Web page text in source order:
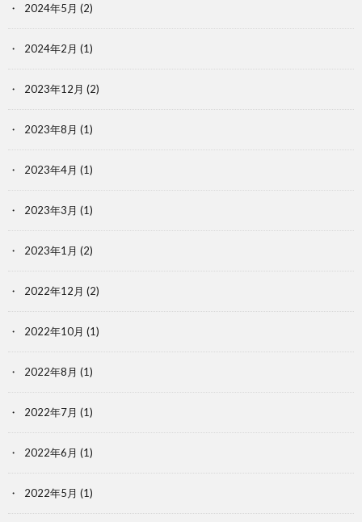
2024年5月 (2)
2024年2月 (1)
2023年12月 (2)
2023年8月 (1)
2023年4月 (1)
2023年3月 (1)
2023年1月 (2)
2022年12月 (2)
2022年10月 (1)
2022年8月 (1)
2022年7月 (1)
2022年6月 (1)
2022年5月 (1)